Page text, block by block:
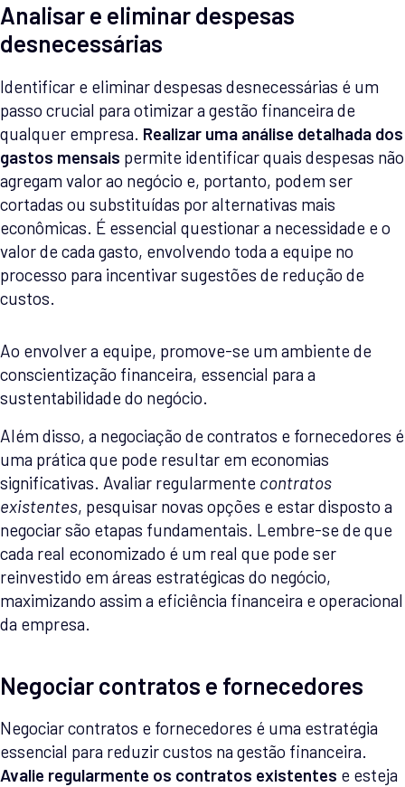
Analisar e eliminar despesas
desnecessárias
Identificar e eliminar despesas desnecessárias é um
passo crucial para otimizar a gestão financeira de
qualquer empresa. Realizar uma análise detalhada dos
gastos mensais permite identificar quais despesas não
agregam valor ao negócio e, portanto, podem ser
cortadas ou substituídas por alternativas mais
econômicas. É essencial questionar a necessidade e o
valor de cada gasto, envolvendo toda a equipe no
processo para incentivar sugestões de redução de
custos.
Ao envolver a equipe, promove-se um ambiente de
conscientização financeira, essencial para a
sustentabilidade do negócio.
Além disso, a negociação de contratos e fornecedores é
uma prática que pode resultar em economias
significativas. Avaliar regularmente contratos
existentes, pesquisar novas opções e estar disposto a
negociar são etapas fundamentais. Lembre-se de que
cada real economizado é um real que pode ser
reinvestido em áreas estratégicas do negócio,
maximizando assim a eficiência financeira e operacional
da empresa.
Negociar contratos e fornecedores
Negociar contratos e fornecedores é uma estratégia
essencial para reduzir custos na gestão financeira.
Avalie regularmente os contratos existentes e esteja